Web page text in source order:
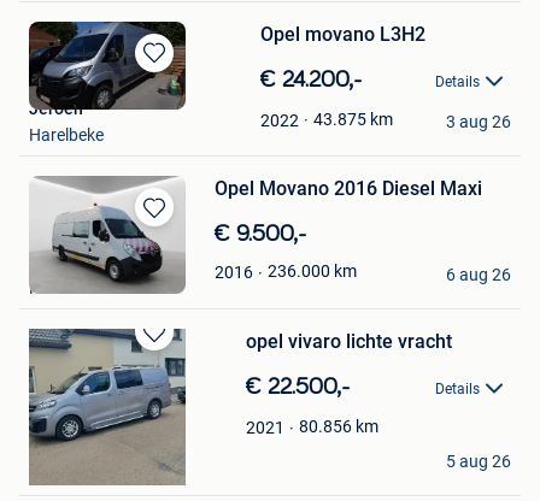
Bewaren
in
Opel movano L3H2
€ 24.200,- Details
2022 43.875 km
Jeroen
Harelbeke
3 aug 26
Bewaren
in
Mijn
Favorieten
Opel Movano 2016 Diesel Maxi
€ 9.500,-
2016 236.000 km
Auto Heffen
Heffen
6 aug 26
Bewaren
in
Mijn
Favorieten
opel vivaro lichte vracht
€ 22.500,- Details
2021 80.856 km
bus
Sint-Truiden
5 aug 26